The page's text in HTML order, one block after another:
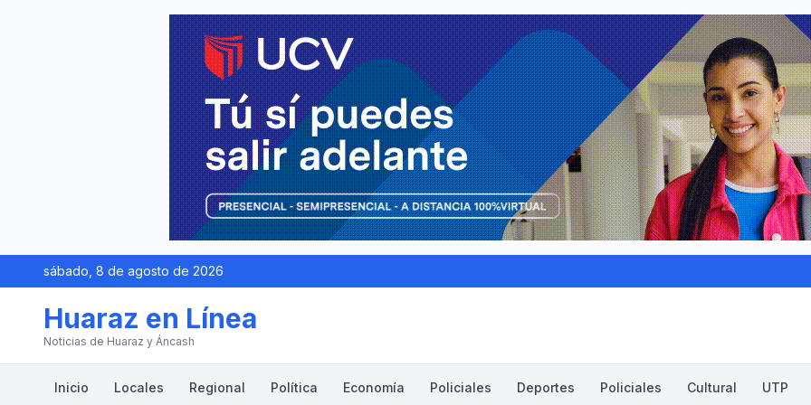
sábado, 8 de agosto de 2026
Huaraz en Línea
Noticias de Huaraz y Áncash
Inicio Locales Regional Política Economía Policiales Deportes Policiales Cultural UTP